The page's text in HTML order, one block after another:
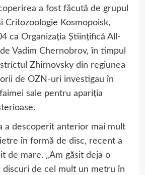
a fost făcută de grupul
Critozoologie Kosmopoisk,
ca Organizația Științifică All-
Vadim Chernobrov, în timpul
Zhirnovsky din regiunea
de OZN-uri investigau în
sale pentru apariția
a descoperit anterior mai mult
în formă de disc, recent a
de mare. „Am găsit deja o
discuri de cel mult un metru în